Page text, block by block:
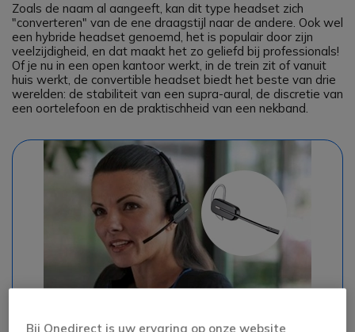
Zoals de naam al aangeeft, kan dit type headset zich
"converteren" van de ene draagstijl naar de andere. Ook wel
een hybride headset genoemd, het is populair door zijn
veelzijdigheid, en dat maakt het zo geliefd bij professionals!
Of je nu in een open kantoor werkt, in de trein zit of vanuit
huis werkt, de convertible headset biedt het beste van drie
werelden: de stabiliteit van een supra-aural, de discretie van
een oortelefoon en de praktischheid van een nekband.
#headset #convertible #Voordelen
Bij Onedirect is uw ervaring op onze website